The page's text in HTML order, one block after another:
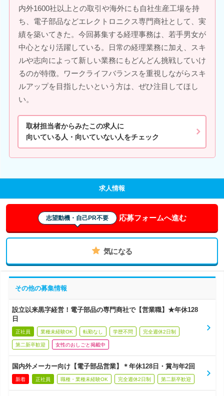
内外1600社以上との取引や海外にも自社生産工場を持
ち、電子部品などエレクトロニクス専門商社として、実
績を築いてきた。今回募集する経理事務は、若手男女が
中心となり活躍している。日常の経理業務に加え、スキ
ルや志向によって新しい業務にもどんどん挑戦していけ
るのが特徴。ワークライフバランスを重視しながらスキ
ルアップを目指したいという方は、ぜひ注目してほし
い。
取材担当者からみたこの求人に
向いている人・向いていない人をチェック
求人情報
志望動機・自己PR不要 応募フォームへ進む
気になる
その他の募集情報
設立以来黒字経営！電子部品の専門商社で【営業職】★年休128
日
正社員 業種未経験OK 転勤なし 学歴不問 完全週休2日制
第二新卒歓迎 女性のおしごと掲載中
国内外メーカー向け【電子部品営業】＊年休128日・賞与年2回
新着 正社員 職種・業種未経験OK 完全週休2日制 第二新卒歓迎